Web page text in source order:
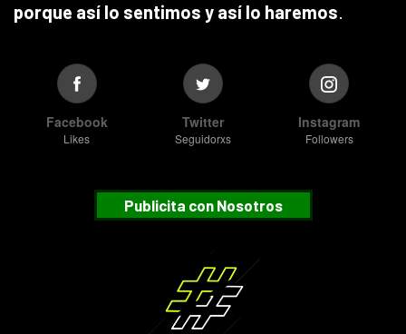
porque así lo sentimos y así lo haremos.
Facebook
Likes
Twitter
Seguidorxs
Instagram
Followers
Publicita con Nosotros
Suscribete
¿Desea recibir nuestras notificaciones?